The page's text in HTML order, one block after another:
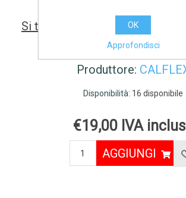
Si tratta della prima
prodotto
Produttore:
Disponibilità: 16 disponibile
€19,00 IVA
AGGIUNGI
OK
Approfondisci